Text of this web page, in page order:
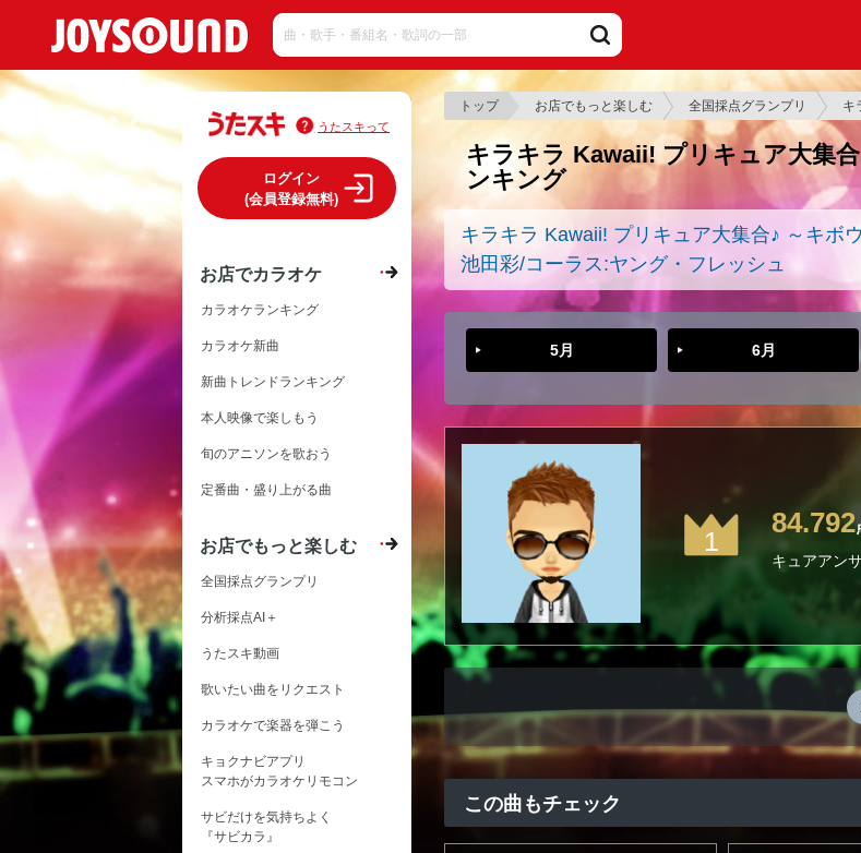
トップ お店でもっと楽しむ 全国採点グランプリ キ
キラキラ Kawaii! プリキュア大集
ンキング
キラキラ Kawaii! プリキュア大集合♪ ～キボ
池田彩/コーラス:ヤング・フレッシュ
5月 6月
1
84.792
キュアアン
この曲もチェック
うたスキって
ログイン
(会員登録無料)
お店でカラオケ
カラオケランキング
カラオケ新曲
新曲トレンドランキング
本人映像で楽しもう
旬のアニソンを歌おう
定番曲・盛り上がる曲
お店でもっと楽しむ
全国採点グランプリ
分析採点AI＋
うたスキ動画
歌いたい曲をリクエスト
カラオケで楽器を弾こう
キョクナビアプリ
スマホがカラオケリモコン
サビだけを気持ちよく
『サビカラ』